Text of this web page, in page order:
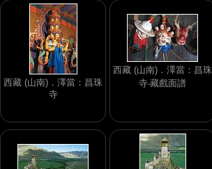
西藏 (山南)．澤當：昌珠
寺
西藏 (山南)．澤當：昌珠
寺‧藏戲面譜